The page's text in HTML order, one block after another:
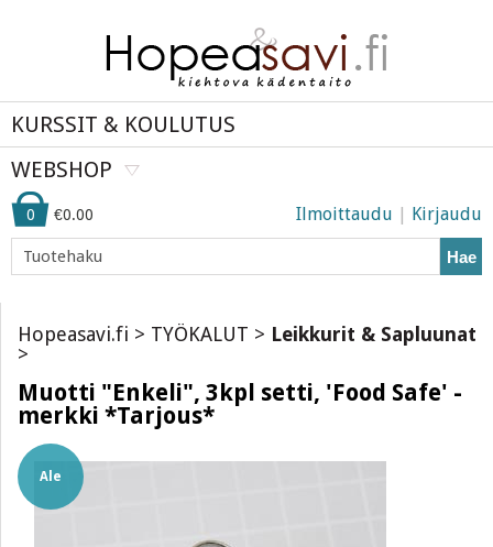
KURSSIT & KOULUTUS
WEBSHOP
Ilmoittaudu | Kirjaudu
0 €0.00
Hae
Hopeasavi.fi > TYÖKALUT > Leikkurit & Sapluunat
>
Muotti "Enkeli", 3kpl setti, 'Food Safe' -
merkki *Tarjous*
Ale